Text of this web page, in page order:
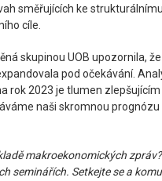
směřujících ke
cíle.
skupinou UOB upozornila,
pod očekávání.
rok 2023 je tlumen
naši skromnou
makroekonomických
seminářích. Setkejte se a